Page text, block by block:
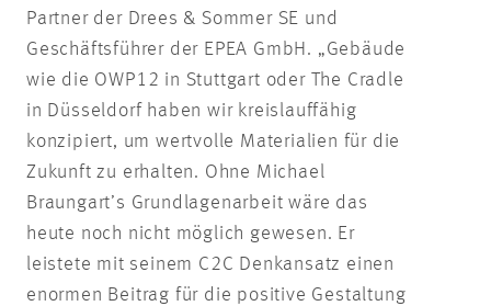
Partner der Drees & Sommer SE und
Geschäftsführer der EPEA GmbH. „Gebäude
wie die OWP12 in Stuttgart oder The Cradle
in Düsseldorf haben wir kreislauffähig
konzipiert, um wertvolle Materialien für die
Zukunft zu erhalten. Ohne Michael
Braungart’s Grundlagenarbeit wäre das
heute noch nicht möglich gewesen. Er
leistete mit seinem C2C Denkansatz einen
enormen Beitrag für die positive Gestaltung